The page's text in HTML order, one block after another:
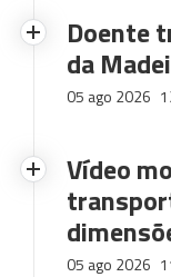
Doente
da
05 ago 2026
Vídeo
05 ago 2026